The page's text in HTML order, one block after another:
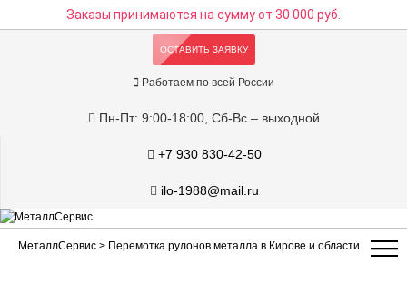
Заказы принимаются на суммуот 30 000 руб.
ОСТАВИТЬ ЗАЯВКУ
Работаем по всей России
Пн-Пт: 9:00-18:00, Сб-Вс – выходной
+7 930 830-42-50
ilo-1988@mail.ru
МеталлСервис > Перемотка рулонов металла в Кирове и области